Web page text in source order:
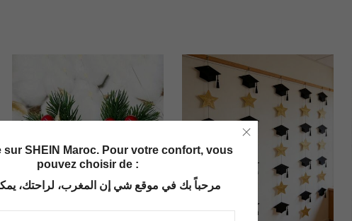
sur SHEIN Maroc. Pour votre confort, vous
pouvez choisir de :
مرحباً بك في موقع شي إن المغرب، لراحتك،